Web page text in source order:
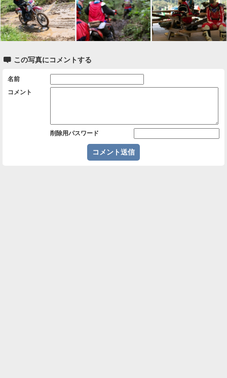
 この写真にコメントする
名前
コメント
削除用パスワード